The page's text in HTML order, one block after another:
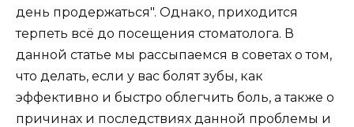
день продержаться". Однако, приходится
терпеть всё до посещения стоматолога. В
данной статье мы рассыпаемся в советах о том,
что делать, если у вас болят зубы, как
эффективно и быстро облегчить боль, а также о
причинах и последствиях данной проблемы и